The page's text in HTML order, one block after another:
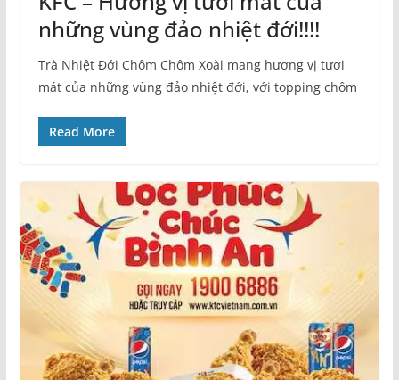
những vùng đảo nhiệt đới!!!!
Trà Nhiệt Đới Chôm Chôm Xoài mang hương vị tươi
mát của những vùng đảo nhiệt đới, với topping chôm
Read More